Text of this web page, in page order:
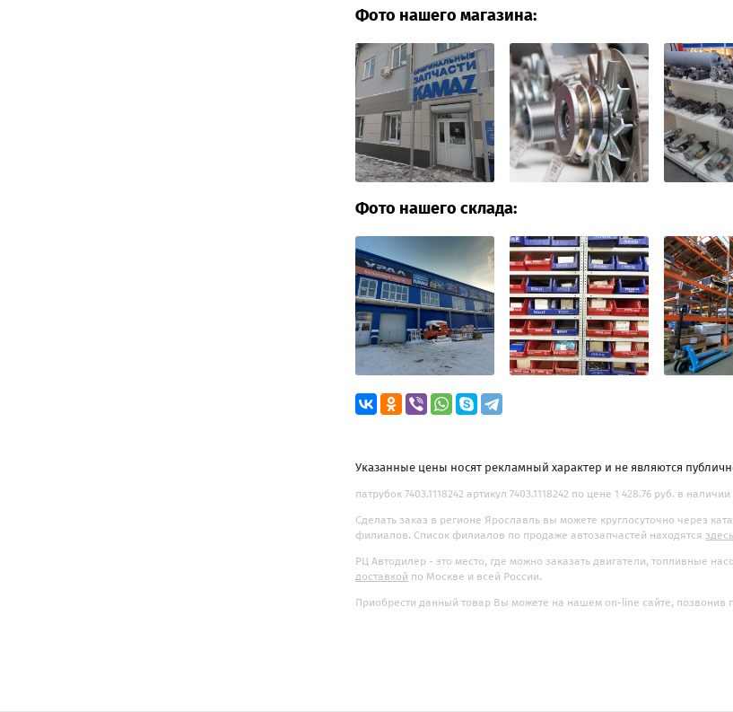
Фото нашего магазина:
Фото нашего склада:
Указанные цены носят рекламный характер и не являются
патрубок 7403.1118242 артикул 7403.1118242 по цене 1 428.76 руб. в
Сделать заказ в регионе Ярославль вы можете круглосуточно через
филиалов. Список филиалов по продаже автозапчастей находятся здесь
РЦ Автодилер - это место, где можно заказать двигатели, топливные
доставкой по Москве и всей России.
Приобрести данный товар Вы можете на нашем on-line сайте, позвонив